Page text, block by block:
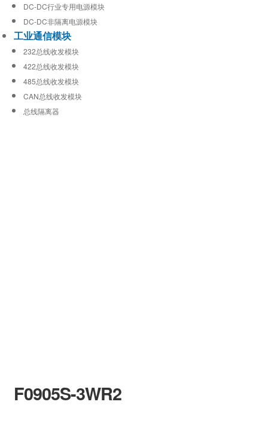
F0905S-3WR2
DC-DC行业专用电源模块
DC-DC非隔离电源模块
工业通信模块
232总线收发模块
422总线收发模块
485总线收发模块
CAN总线收发模块
总线隔离器